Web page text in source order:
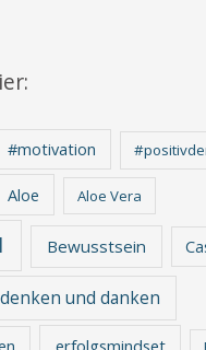
#motivation
Aloe Aloe Vera
Bewusstsein
denken und danken